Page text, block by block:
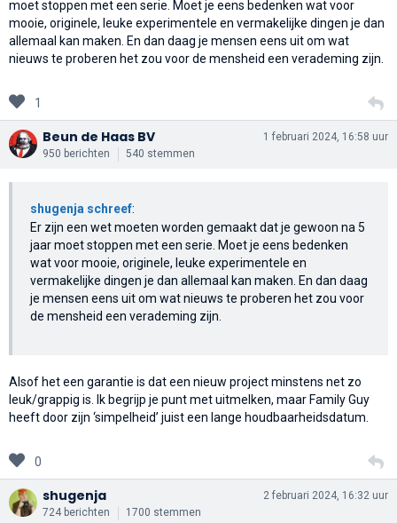
moet stoppen met een serie. Moet je eens bedenken wat voor
mooie, originele, leuke experimentele en vermakelijke dingen je dan
allemaal kan maken. En dan daag je mensen eens uit om wat
nieuws te proberen het zou voor de mensheid een verademing zijn.
1
Beun de Haas BV
950 berichten 540 stemmen
1 februari 2024, 16:58 uur
shugenja schreef:
Er zijn een wet moeten worden gemaakt dat je gewoon na 5
jaar moet stoppen met een serie. Moet je eens bedenken
wat voor mooie, originele, leuke experimentele en
vermakelijke dingen je dan allemaal kan maken. En dan daag
je mensen eens uit om wat nieuws te proberen het zou voor
de mensheid een verademing zijn.
Alsof het een garantie is dat een nieuw project minstens net zo
leuk/grappig is. Ik begrijp je punt met uitmelken, maar Family Guy
heeft door zijn ‘simpelheid’ juist een lange houdbaarheidsdatum.
0
shugenja
724 berichten 1700 stemmen
2 februari 2024, 16:32 uur